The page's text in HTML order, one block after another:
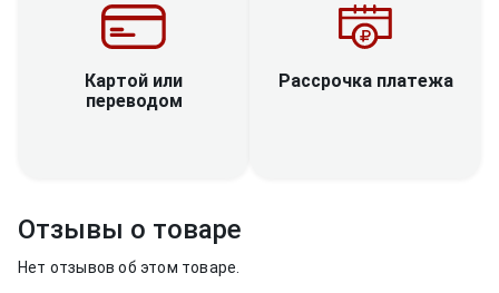
Картой или
переводом
Рассрочка платежа
Отзывы о товаре
Нет отзывов об этом товаре.